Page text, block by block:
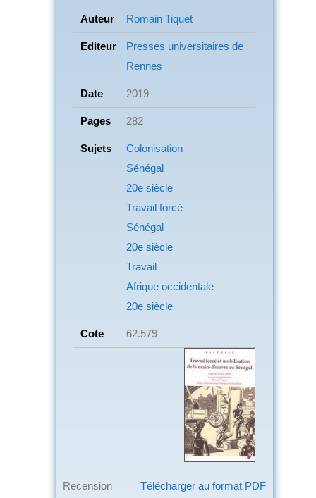
Auteur Romain Tiquet
Editeur
Presses universitaires de
Rennes
Date 2019
Pages 282
Sujets
Colonisation
Sénégal
20e siècle
Travail forcé
Sénégal
20e siècle
Travail
Afrique occidentale
20e siècle
Cote 62.579
Télécharger au format PDF
Recension